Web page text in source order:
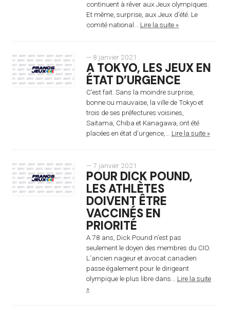
continuent à rêver aux Jeux olympiques.
Et même, surprise, aux Jeux d’été. Le
comité national... Lire la suite »
— 8 janvier 2021
A TOKYO, LES JEUX EN
ÉTAT D’URGENCE
C’est fait. Sans la moindre surprise,
bonne ou mauvaise, la ville de Tokyo et
trois de ses préfectures voisines,
Saitama, Chiba et Kanagawa, ont été
placées en état d’urgence,... Lire la suite »
— 7 janvier 2021
POUR DICK POUND,
LES ATHLÈTES
DOIVENT ÊTRE
VACCINÉS EN
PRIORITÉ
A 78 ans, Dick Pound n’est pas
seulement le doyen des membres du CIO.
L’ancien nageur et avocat canadien
passe également pour le dirigeant
olympique le plus libre dans... Lire la suite
»